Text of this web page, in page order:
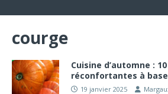
courge
Cuisine d’automne :
réconfortantes à
19 janvier 2025